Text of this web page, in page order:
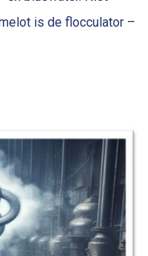
is de flocculator –